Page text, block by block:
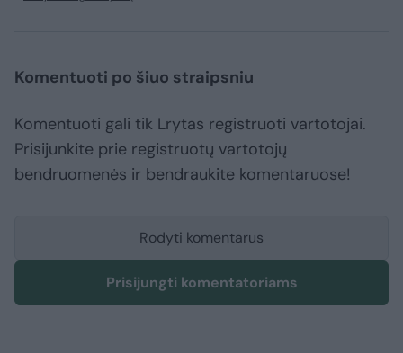
Komentuoti po šiuo straipsniu
Komentuoti gali tik Lrytas registruoti vartotojai.
Prisijunkite prie registruotų vartotojų
bendruomenės ir bendraukite komentaruose!
Rodyti komentarus
Prisijungti komentatoriams